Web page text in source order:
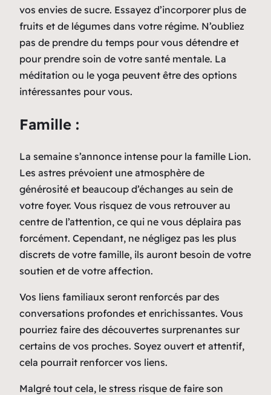
vos envies de sucre. Essayez d’incorporer plus de
fruits et de légumes dans votre régime. N’oubliez
pas de prendre du temps pour vous détendre et
pour prendre soin de votre santé mentale. La
méditation ou le yoga peuvent être des options
intéressantes pour vous.
Famille :
La semaine s’annonce intense pour la famille Lion.
Les astres prévoient une atmosphère de
générosité et beaucoup d’échanges au sein de
votre foyer. Vous risquez de vous retrouver au
centre de l’attention, ce qui ne vous déplaira pas
forcément. Cependant, ne négligez pas les plus
discrets de votre famille, ils auront besoin de votre
soutien et de votre affection.
Vos liens familiaux seront renforcés par des
conversations profondes et enrichissantes. Vous
pourriez faire des découvertes surprenantes sur
certains de vos proches. Soyez ouvert et attentif,
cela pourrait renforcer vos liens.
Malgré tout cela, le stress risque de faire son